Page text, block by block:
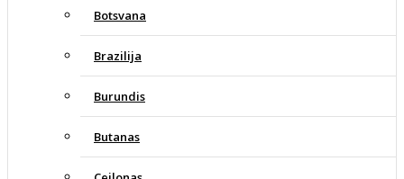
Botsvana
Brazilija
Burundis
Butanas